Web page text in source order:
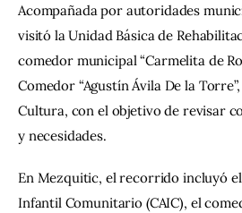
Acompañada por autoridades
visitó la Unidad Básica de
comedor municipal “Carmelita de
Comedor “Agustín Ávila De la
Cultura, con el objetivo de revisar
y necesidades.
En Mezquitic, el recorrido incluyó
Infantil Comunitario (CAIC), el